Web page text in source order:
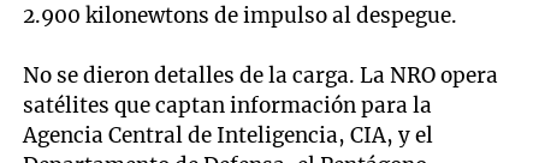
2.900 kilonewtons de impulso al despegue.
No se dieron detalles de la carga. La NRO opera
satélites que captan información para la
Agencia Central de Inteligencia, CIA, y el